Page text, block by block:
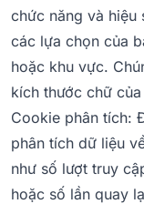
chức năng và hiệu
các lựa chọn của
hoặc khu vực.
kích thước chữ
Cookie phân tích:
phân tích dữ liệu
như số lượt truy
hoặc số lần quay